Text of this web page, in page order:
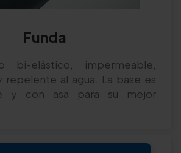
Funda
bi-elástico, impermeable,
repelente al agua. La base es
y con asa para su mejor